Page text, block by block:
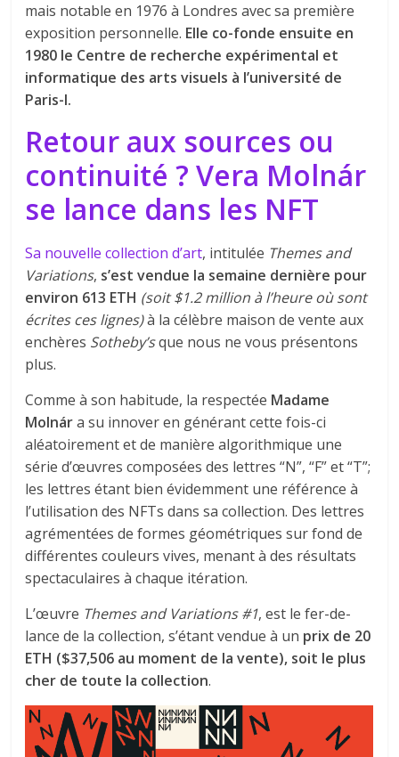
mais notable en 1976 à Londres avec sa première
exposition personnelle. Elle co-fonde ensuite en
1980 le Centre de recherche expérimental et
informatique des arts visuels à l’université de
Paris-I.
Retour aux sources ou
continuité ? Vera Molnár
se lance dans les NFT
Sa nouvelle collection d’art, intitulée Themes and
Variations, s’est vendue la semaine dernière pour
environ 613 ETH (soit $1.2 million à l’heure où sont
écrites ces lignes)à la célèbre maison de vente aux
enchères Sotheby’sque nous ne vous présentons
plus.
Comme à son habitude, la respectée Madame
Molnára su innover en générant cette fois-ci
aléatoirement et de manière algorithmique une
série d’œuvres composées des lettres “N”, “F” et “T”;
les lettres étant bien évidemment une référence à
l’utilisation des NFTs dans sa collection. Des lettres
agrémentées de formes géométriques sur fond de
différentes couleurs vives, menant à des résultats
spectaculaires à chaque itération.
L’œuvre Themes and Variations #1, est le fer-de-
lance de la collection, s’étant vendue à un prix de 20
ETH ($37,506 au moment de la vente), soit le plus
cher de toute la collection.